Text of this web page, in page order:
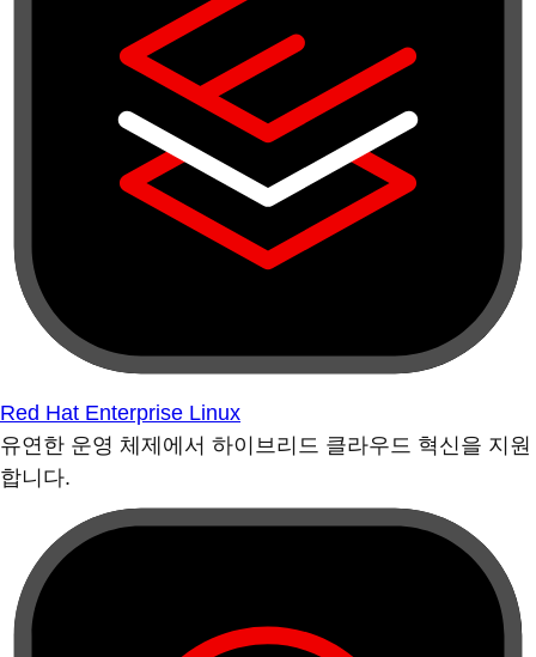
Red Hat Enterprise Linux
유연한 운영 체제에서 하이브리드 클라우드 혁신을 지원
합니다.